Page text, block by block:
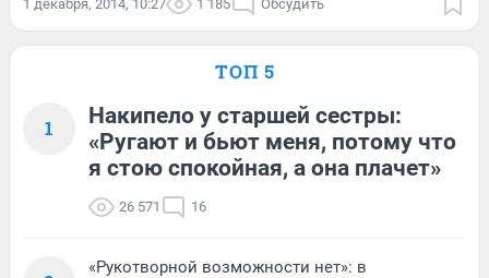
1 декабря, 2014, 10:27 1 185 Обсудить
ТОП 5
1
Накипело у старшей сестры:
«Ругают и бьют меня, потому что
я стою спокойная, а она плачет»
26 571 16
«Рукотворной возможности нет»: в